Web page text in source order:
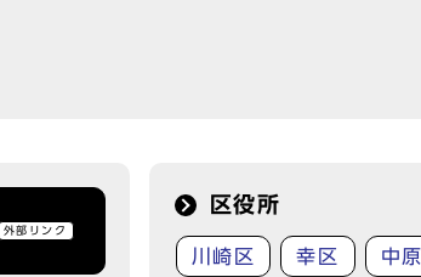
外部リンク
区役所
川崎区 幸区 中